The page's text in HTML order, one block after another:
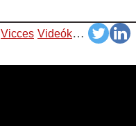
Vicces Videók YouTube